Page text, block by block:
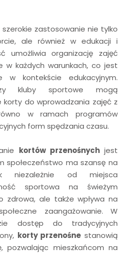
zastosowanie nie tylko
ale również w edukacji i
umożliwia organizację zajęć
w każdych warunkach, co jest
w kontekście edukacyjnym.
kluby sportowe mogą
korty do wprowadzania zajęć z
w ramach programów
form spędzania czasu.
kortów przenośnychjest
społeczeństwo ma szansę na
niezależnie od miejsca
sportowa na świeżym
zdrowa, ale także wpływa na
zaangażowanie. W
dostęp do tradycyjnych
korty przenośne stanowią
pozwalając mieszkańcom na